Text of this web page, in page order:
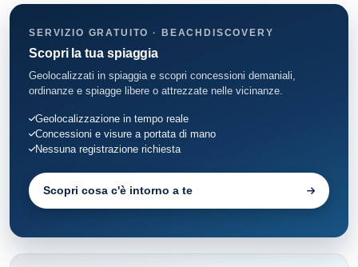
SERVIZIO GRATUITO · BEACHDISCOVERY
Scopri la tua spiaggia
Geolocalizzati in spiaggia e scopri concessioni demaniali,
ordinanze e spiagge libere o attrezzate nelle vicinanze.
Geolocalizzazione in tempo reale
Concessioni e visure a portata di mano
Nessuna registrazione richiesta
Scopri cosa c'è intorno a te